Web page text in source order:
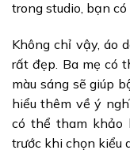
trong studio, bạn
Không chỉ vậy, áo
rất đẹp. Ba mẹ có
màu sáng sẽ giúp
hiểu thêm về ý
có thể tham khảo
trước khi chọn kiểu